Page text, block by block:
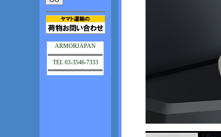
ARMORJAPAN
TEL 03-3546-7333